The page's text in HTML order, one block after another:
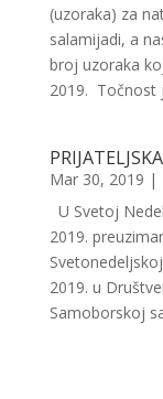
(uzoraka) za
salamijadi, a
broj uzoraka
2019.
Mar 30, 2019 |
U Svetoj
2019.
2019. u
Samoborskoj